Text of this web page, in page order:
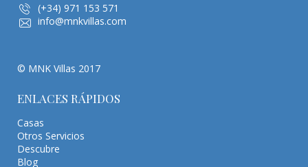
(+34) 971 153 571
info@mnkvillas.com
© MNK Villas 2017
ENLACES RÁPIDOS
Casas
Otros Servicios
Descubre
Blog